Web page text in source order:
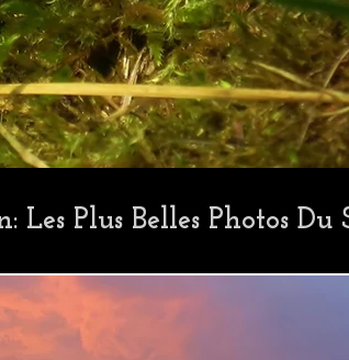
Les Plus Belles Photos Du